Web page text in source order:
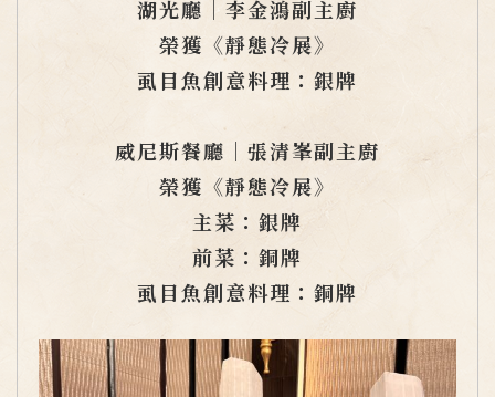
湖光廳｜李金鴻副主廚
榮獲《靜態冷展》
虱目魚創意料理：銀牌
威尼斯餐廳｜張清峯副主廚
榮獲《靜態冷展》
主菜：銀牌
前菜：銅牌
虱目魚創意料理：銅牌